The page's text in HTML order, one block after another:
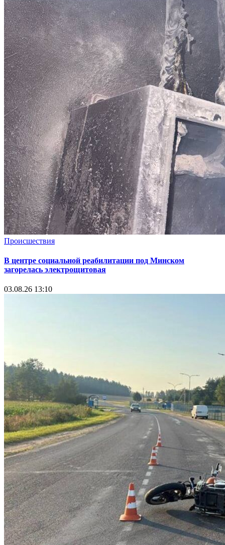
Происшествия
В центре социальной реабилитации под Минском
загорелась электрощитовая
03.08.26 13:10